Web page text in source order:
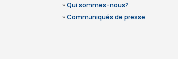
» Qui sommes-nous?
» Communiqués de presse